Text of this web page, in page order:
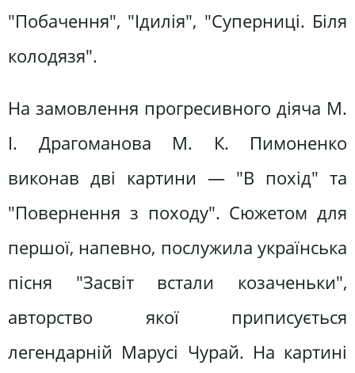
"Побачення", "Ідилія", "Суперниці. Біля
колодязя".
На замовлення прогресивного діяча М.
І. Драгоманова М. К. Пимоненко
виконав дві картини — "В похід" та
"Повернення з походу". Сюжетом для
першої, напевно, послужила українська
пісня "Засвіт встали козаченьки",
авторство якої приписується
легендарній Марусі Чурай. На картині